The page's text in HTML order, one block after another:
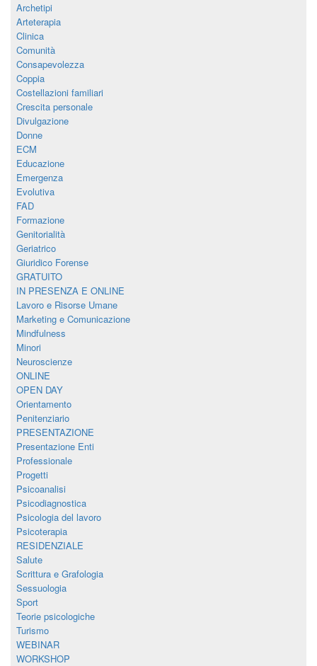
Archetipi
Arteterapia
Clinica
Comunità
Consapevolezza
Coppia
Costellazioni familiari
Crescita personale
Divulgazione
Donne
ECM
Educazione
Emergenza
Evolutiva
FAD
Formazione
Genitorialità
Geriatrico
Giuridico Forense
GRATUITO
IN PRESENZA E ONLINE
Lavoro e Risorse Umane
Marketing e Comunicazione
Mindfulness
Minori
Neuroscienze
ONLINE
OPEN DAY
Orientamento
Penitenziario
PRESENTAZIONE
Presentazione Enti
Professionale
Progetti
Psicoanalisi
Psicodiagnostica
Psicologia del lavoro
Psicoterapia
RESIDENZIALE
Salute
Scrittura e Grafologia
Sessuologia
Sport
Teorie psicologiche
Turismo
WEBINAR
WORKSHOP